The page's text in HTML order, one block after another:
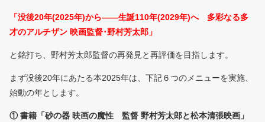
「没後20年(2025年)から—―生誕110年(2029年)へ 多彩なる多
才のアルチザン 映画監督･野村芳太郎」
と銘打ち、野村芳太郎監督の再発見と再評価を目指します。
まず没後20年にあたる本2025年は、下記６つのメニューを実施、
始動の年とします。
① 書籍「砂の器 映画の魔性 監督 野村芳太郎と松本清張映画」